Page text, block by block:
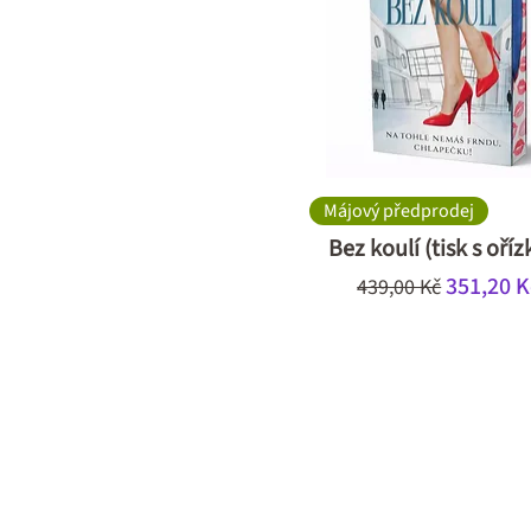
Májový předprodej
Bez koulí (tisk s
Běžná cena
439,00 Kč351,20